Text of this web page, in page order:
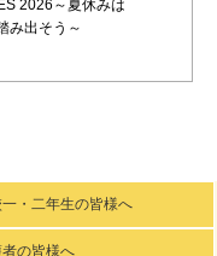
2026～夏休みは
み出そう～
・二年生の皆様へ
の皆様へ